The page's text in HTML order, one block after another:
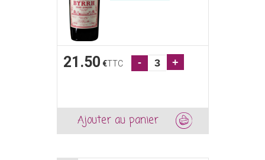
21.50 €TTC - +
Ajouter au panier